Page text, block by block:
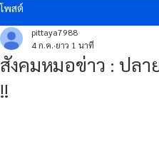
โพสต์
สังคมหมอข่าว : ปลา
!!
pittaya7988
4 ก.ค. ยาว 1 นาที